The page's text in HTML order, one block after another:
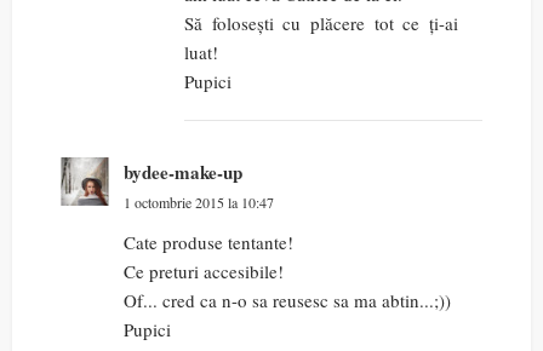
Să folosești cu plăcere tot ce ți-ai
luat!
Pupici
bydee-make-up
1 octombrie 2015 la 10:47
Cate produse tentante!
Ce preturi accesibile!
Of... cred ca n-o sa reusesc sa ma abtin...;))
Pupici